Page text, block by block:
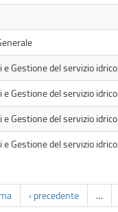
Gestione del servizio idrico
Gestione del servizio idrico
Gestione del servizio idrico
Gestione del servizio idrico
‹ precedente …